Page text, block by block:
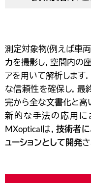
測定対象物(例えば車
カを撮影し，空間内の
アを用いて解析します．
な信頼性を確保し，最
完から全な文書化と高
新的な手法の応用に
MXopticalは， 技術者
ューションとして開発